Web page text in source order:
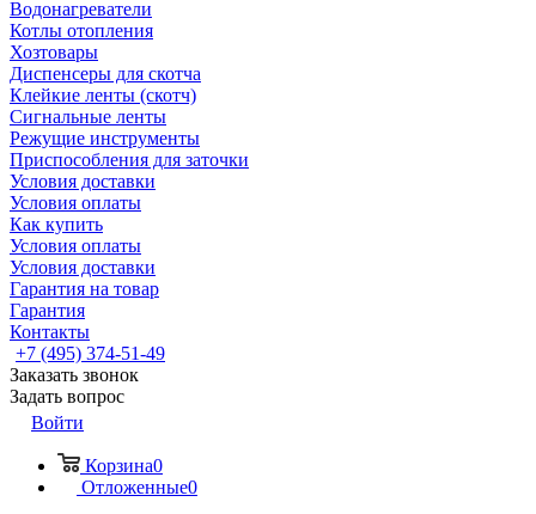
Водонагреватели
Котлы отопления
Хозтовары
Диспенсеры для скотча
Клейкие ленты (скотч)
Сигнальные ленты
Режущие инструменты
Приспособления для заточки
Условия доставки
Условия оплаты
Как купить
Условия оплаты
Условия доставки
Гарантия на товар
Гарантия
Контакты
+7 (495) 374-51-49
Заказать звонок
Задать вопрос
Войти
Корзина0
Отложенные0